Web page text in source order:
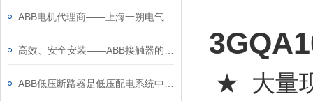
ABB电机代理商——上海一朔电气
★ 大量